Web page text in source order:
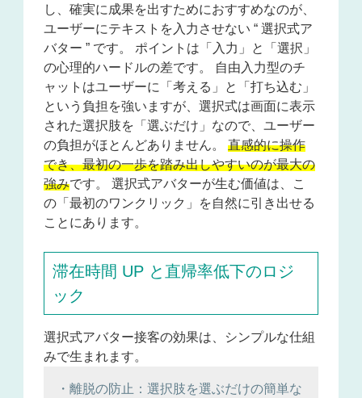
し、確実に成果を出すためにおすすめなのが、
ユーザーにテキストを入力させない “ 選択式ア
バター ” です。 ポイントは「入力」と「選択」
の心理的ハードルの差です。 自由入力型のチ
ャットはユーザーに「考える」と「打ち込む」
という負担を強いますが、選択式は画面に表示
された選択肢を「選ぶだけ」なので、ユーザー
の負担がほとんどありません。直感的に操作
でき、最初の一歩を踏み出しやすいのが最大の
強みです。 選択式アバターが生む価値は、こ
の「最初のワンクリック」を自然に引き出せる
ことにあります。
滞在時間 UP と直帰率低下のロジ
ック
選択式アバター接客の効果は、シンプルな仕組
みで生まれます。
・離脱の防止：選択肢を選ぶだけの簡単な